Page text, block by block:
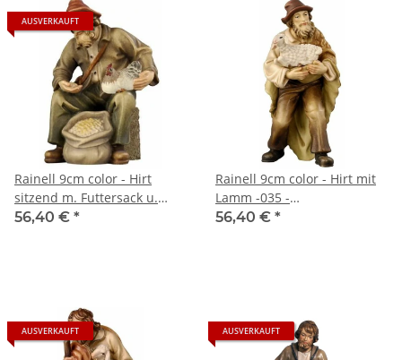
AUSVERKAUFT
Rainell 9cm color - Hirt
sitzend m. Futtersack u.
Henne -037
56,40 € *
Rainell 9cm color - Hirt mit
Lamm -035 -
AUSLAUFARTIKEL!
56,40 € *
AUSVERKAUFT AUSVERKAUFT